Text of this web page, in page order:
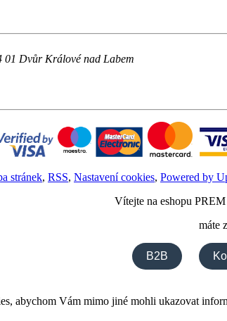
01 Dvůr Králové nad Labem
stránek, RSS, Nastavení cookies, Powered by
Vítejte na eshopu
máte
B2B
abychom Vám mimo jiné mohli ukazovat